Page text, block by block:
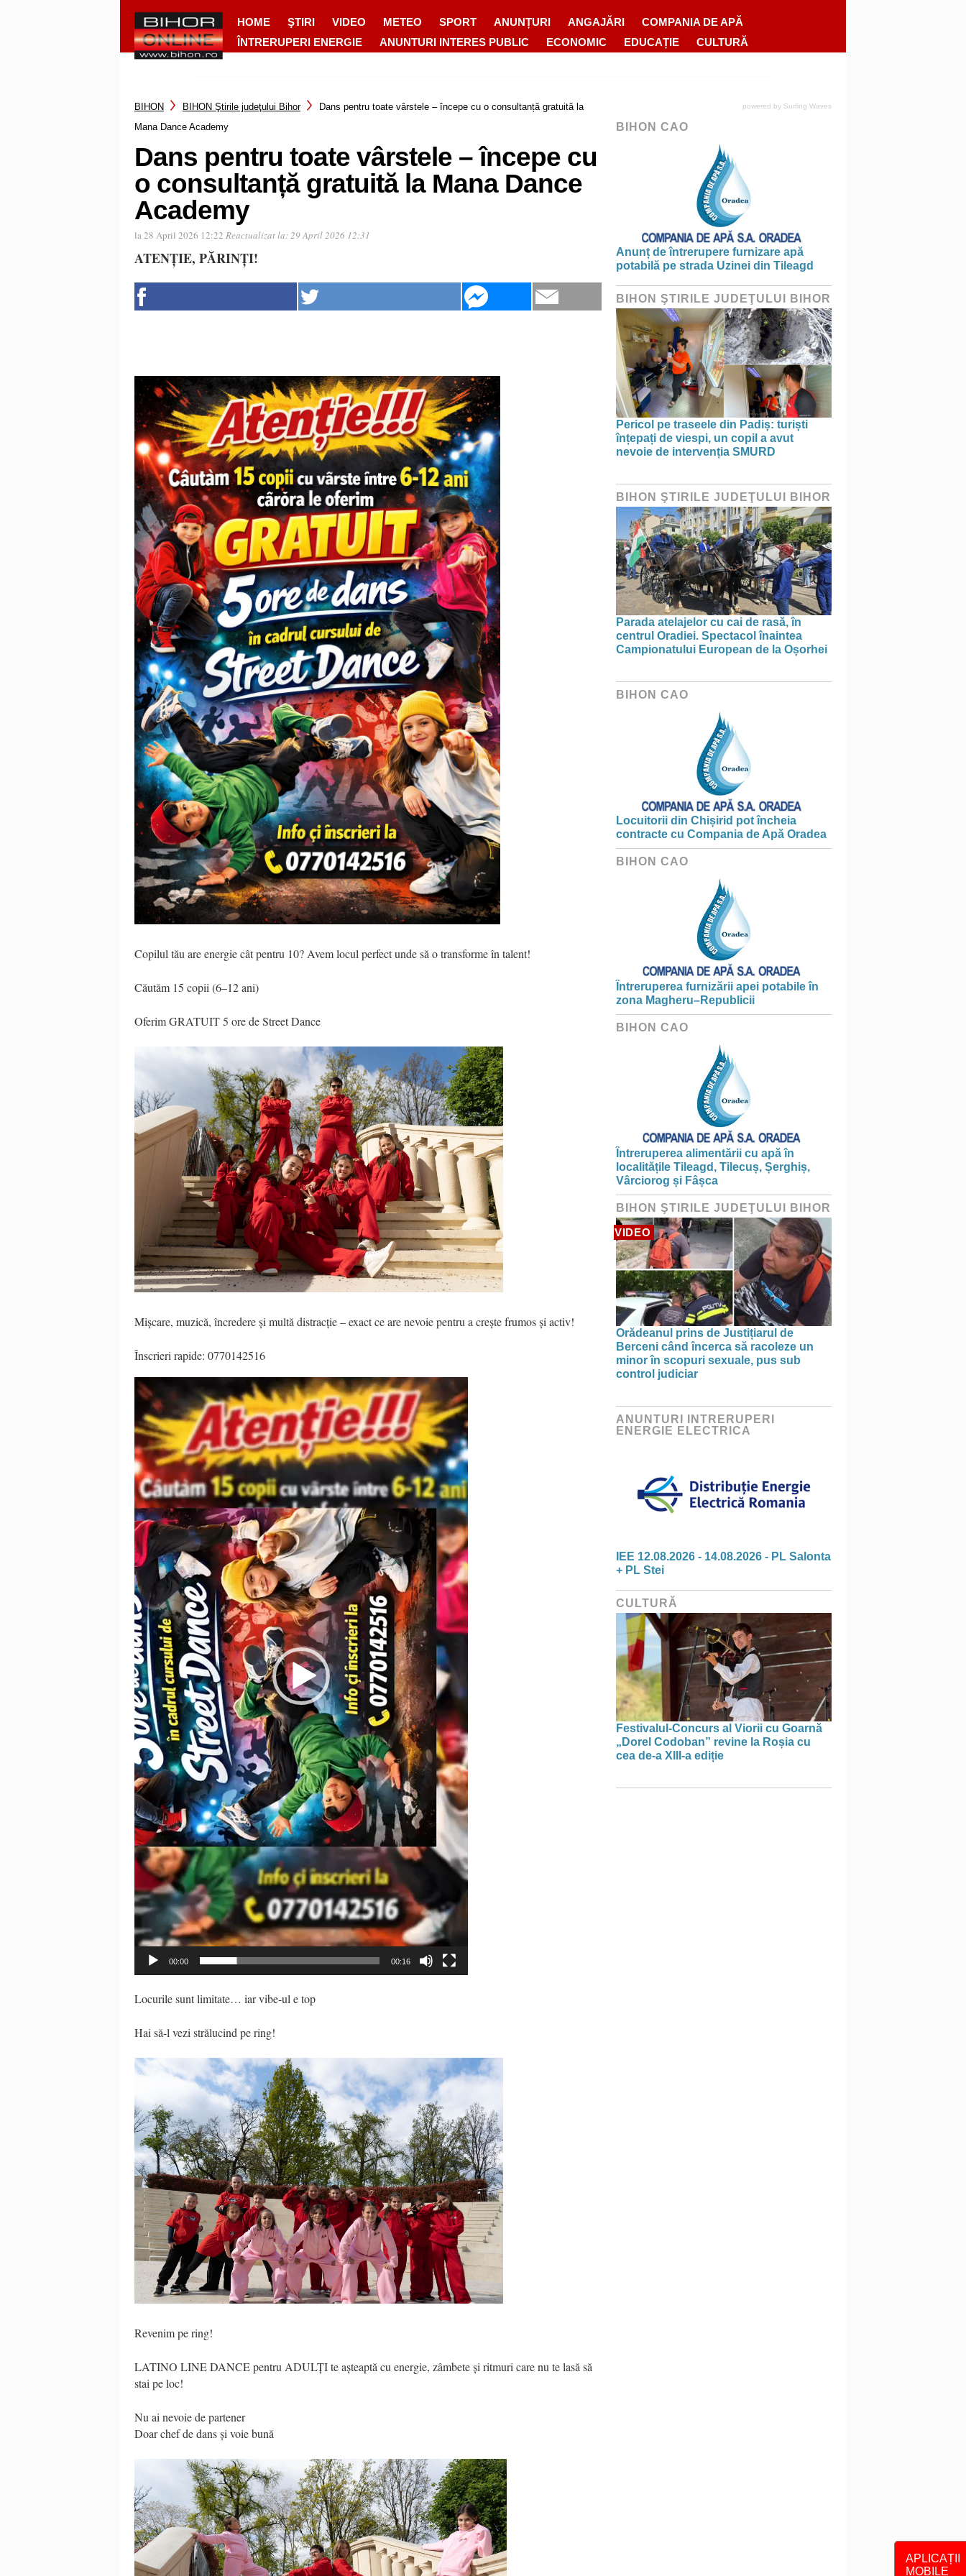
HOME ŞTIRI VIDEO METEO SPORT ANUNȚURI ANGAJĂRI
COMPANIA DE APĂ
ÎNTRERUPERI ENERGIE
ANUNTURI INTERES PUBLIC ECONOMIC EDUCAȚIE CULTURĂ
APLICAȚII
MOBILE
BIHON BIHON Ştirile judeţului Bihor
Dans pentru toate vârstele – începe cu o consultanță gratuită la
Mana Dance Academy
Dans pentru toate vârstele – începe cu
o consultanță gratuită la Mana Dance
Academy
la 28 April 2026 12:22 Reactualizat la:29 April 2026 12:31
ATENȚIE, PĂRINȚI!
Copilul tău are energie cât pentru 10? Avem locul perfect unde să o transforme în talent!
Căutăm 15 copii (6–12 ani)
Oferim GRATUIT 5 ore de Street Dance
Mișcare, muzică, încredere și multă distracție – exact ce are nevoie pentru a crește frumos și activ!
Înscrieri rapide: 0770142516
Video
Player
00:00 00:16
Locurile sunt limitate… iar vibe-ul e top
Hai să-l vezi strălucind pe ring!
Revenim pe ring!
LATINO LINE DANCE pentru ADULȚI te așteaptă cu energie, zâmbete și ritmuri care nu te lasă să
stai pe loc!
Nu ai nevoie de partener
Doar chef de dans și voie bună
powered by Surfing Waves
BIHON CAO
Anunț de întrerupere furnizare apă
potabilă pe strada Uzinei din Tileagd
BIHON ŞTIRILE JUDEŢULUI BIHOR
Pericol pe traseele din Padiș: turiști
înțepați de viespi, un copil a avut
nevoie de intervenția SMURD
BIHON ŞTIRILE JUDEŢULUI BIHOR
Parada atelajelor cu cai de rasă, în
centrul Oradiei. Spectacol înaintea
Campionatului European de la Oșorhei
BIHON CAO
Locuitorii din Chișirid pot încheia
contracte cu Compania de Apă Oradea
BIHON CAO
Întreruperea furnizării apei potabile în
zona Magheru–Republicii
BIHON CAO
Întreruperea alimentării cu apă în
localitățile Tileagd, Tilecuș, Șerghiș,
Vârciorog și Fâșca
BIHON ŞTIRILE JUDEŢULUI BIHOR
VIDEO
Orădeanul prins de Justițiarul de
Berceni când încerca să racoleze un
minor în scopuri sexuale, pus sub
control judiciar
ANUNTURI INTRERUPERI
ENERGIE ELECTRICA
IEE 12.08.2026 - 14.08.2026 - PL Salonta
+ PL Stei
CULTURĂ
Festivalul-Concurs al Viorii cu Goarnă
„Dorel Codoban” revine la Roșia cu
cea de-a XIII-a ediție